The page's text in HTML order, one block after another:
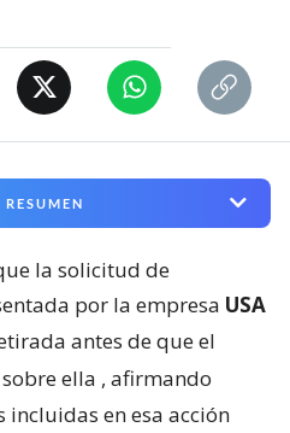
RESUMEN
la solicitud de
por la empresa USA
antes de que el
ella , afirmando
en esa acción